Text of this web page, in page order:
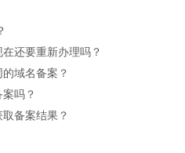
还要重新办理吗？
域名备案？
吗？
备案结果？